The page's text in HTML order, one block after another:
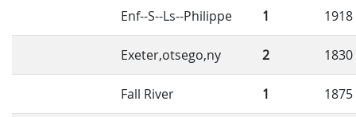
Enf--S--Ls--Philippe 1 1918
Exeter,otsego,ny 2 1830
Fall River 1 1875